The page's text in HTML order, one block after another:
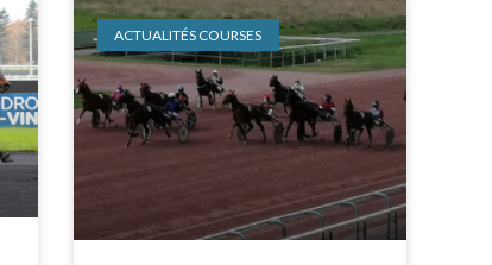
ACTUALITÉS COURSES